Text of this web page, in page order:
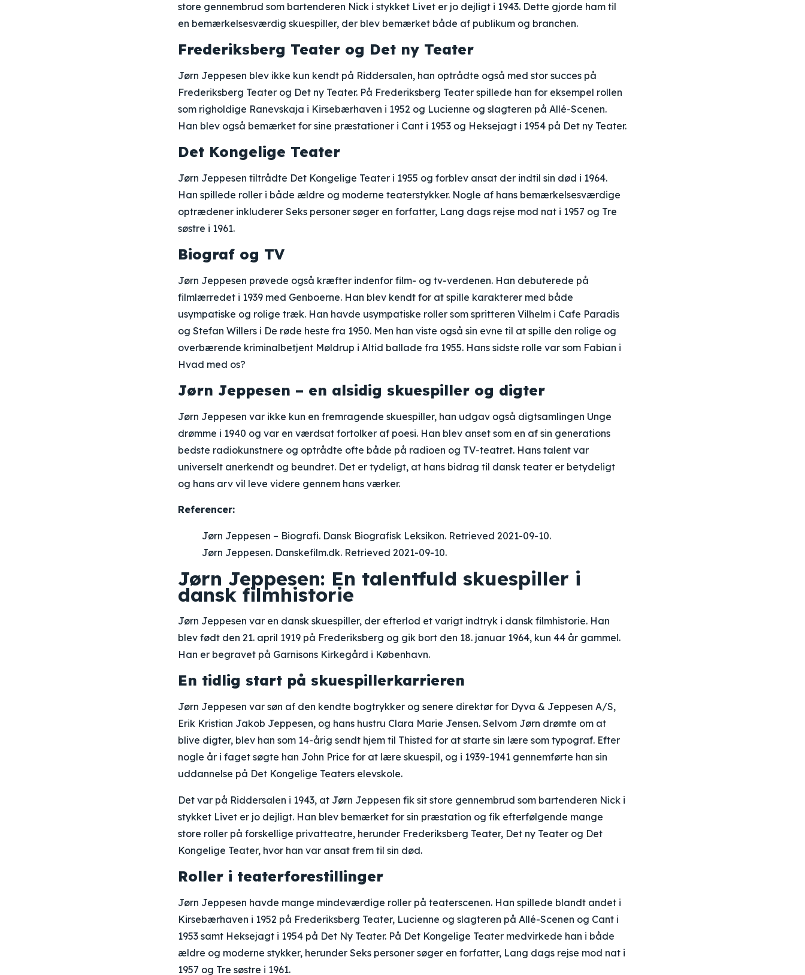
store gennembrud som bartenderen Nick i stykket Livet er jo dejligt i 1943. Dette gjorde ham til
en bemærkelsesværdig skuespiller, der blev bemærket både af publikum og branchen.
Frederiksberg Teater og Det ny Teater
Jørn Jeppesen blev ikke kun kendt på Riddersalen, han optrådte også med stor succes på
Frederiksberg Teater og Det ny Teater. På Frederiksberg Teater spillede han for eksempel rollen
som righoldige Ranevskaja i Kirsebærhaven i 1952 og Lucienne og slagteren på Allé-Scenen.
Han blev også bemærket for sine præstationer i Cant i 1953 og Heksejagt i 1954 på Det ny Teater.
Det Kongelige Teater
Jørn Jeppesen tiltrådte Det Kongelige Teater i 1955 og forblev ansat der indtil sin død i 1964.
Han spillede roller i både ældre og moderne teaterstykker. Nogle af hans bemærkelsesværdige
optrædener inkluderer Seks personer søger en forfatter, Lang dags rejse mod nat i 1957 og Tre
søstre i 1961.
Biograf og TV
Jørn Jeppesen prøvede også kræfter indenfor film- og tv-verdenen. Han debuterede på
filmlærredet i 1939 med Genboerne. Han blev kendt for at spille karakterer med både
usympatiske og rolige træk. Han havde usympatiske roller som spritteren Vilhelm i Cafe Paradis
og Stefan Willers i De røde heste fra 1950. Men han viste også sin evne til at spille den rolige og
overbærende kriminalbetjent Møldrup i Altid ballade fra 1955. Hans sidste rolle var som Fabian i
Hvad med os?
Jørn Jeppesen – en alsidig skuespiller og digter
Jørn Jeppesen var ikke kun en fremragende skuespiller, han udgav også digtsamlingen Unge
drømme i 1940 og var en værdsat fortolker af poesi. Han blev anset som en af sin generations
bedste radiokunstnere og optrådte ofte både på radioen og TV-teatret. Hans talent var
universelt anerkendt og beundret. Det er tydeligt, at hans bidrag til dansk teater er betydeligt
og hans arv vil leve videre gennem hans værker.
Referencer:
Jørn Jeppesen – Biografi. Dansk Biografisk Leksikon. Retrieved 2021-09-10.
Jørn Jeppesen. Danskefilm.dk. Retrieved 2021-09-10.
Jørn Jeppesen: En talentfuld skuespiller i
dansk filmhistorie
Jørn Jeppesen var en dansk skuespiller, der efterlod et varigt indtryk i dansk filmhistorie. Han
blev født den 21. april 1919 på Frederiksberg og gik bort den 18. januar 1964, kun 44 år gammel.
Han er begravet på Garnisons Kirkegård i København.
En tidlig start på skuespillerkarrieren
Jørn Jeppesen var søn af den kendte bogtrykker og senere direktør for Dyva & Jeppesen A/S,
Erik Kristian Jakob Jeppesen, og hans hustru Clara Marie Jensen. Selvom Jørn drømte om at
blive digter, blev han som 14-årig sendt hjem til Thisted for at starte sin lære som typograf. Efter
nogle år i faget søgte han John Price for at lære skuespil, og i 1939-1941 gennemførte han sin
uddannelse på Det Kongelige Teaters elevskole.
Det var på Riddersalen i 1943, at Jørn Jeppesen fik sit store gennembrud som bartenderen Nick i
stykket Livet er jo dejligt. Han blev bemærket for sin præstation og fik efterfølgende mange
store roller på forskellige privatteatre, herunder Frederiksberg Teater, Det ny Teater og Det
Kongelige Teater, hvor han var ansat frem til sin død.
Roller i teaterforestillinger
Jørn Jeppesen havde mange mindeværdige roller på teaterscenen. Han spillede blandt andet i
Kirsebærhaven i 1952 på Frederiksberg Teater, Lucienne og slagteren på Allé-Scenen og Cant i
1953 samt Heksejagt i 1954 på Det Ny Teater. På Det Kongelige Teater medvirkede han i både
ældre og moderne stykker, herunder Seks personer søger en forfatter, Lang dags rejse mod nat i
1957 og Tre søstre i 1961.